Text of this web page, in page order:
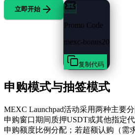
立即开始
Promo Code
mexc-bonus20
复制代码
申购模式与抽签模式
MEXC Launchpad活动采用两种主要
申购窗口期间质押USDT或其他指定
申购额度比例分配；若超额认购（需